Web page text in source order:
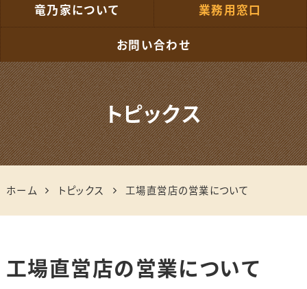
竜乃家について 業務用窓口
お問い合わせ
トピックス
ホーム トピックス 工場直営店の営業について
工場直営店の営業について